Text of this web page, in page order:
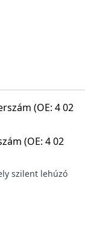
(OE: 4 02
szilent lehúzó